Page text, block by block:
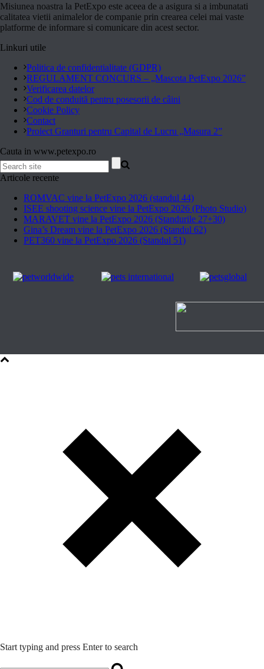
Misiunea noastra la PetExpo este aceea de a asigura si a imbunatati
calitatea vietii animalelor de companie prin crearea celei mai vaste
platforme de informare si comunicare din acest sector.
Linkuri utile
Politica de confidentialitate (GDPR)
REGULAMENT CONCURS – „Mascota PetExpo 2026”
Verificarea datelor
Cod de conduită pentru posesorii de câini
Cookie Policy
Contact
Proiect Granturi pentru Capital de Lucru „Masura 2”
Cauta in www.petexpo.ro
Articole recente
ROMVAC vine la PetExpo 2026 (standul 44)
ISEE shooting science vine la PetExpo 2026 (Photo Studio)
MARAVET vine la PetExpo 2026 (Standurile 27+30)
Gina’s Dream vine la PetExpo 2026 (Standul 62)
PET360 vine la PetExpo 2026 (Standul 51)
Start typing and press Enter to search